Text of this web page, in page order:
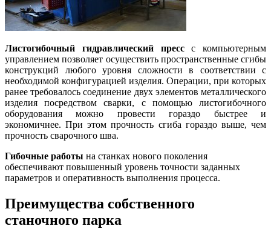
Листогибочный гидравлический прессс компьютерным
управлением позволяет осуществить пространственные сгибы
конструкций любого уровня сложности в соответствии с
необходимой конфигурацией изделия. Операции, при которых
ранее требовалось соединение двух элементов металлического
изделия посредством сварки, с помощью листогибочного
оборудования можно провести гораздо быстрее и
экономичнее. При этом прочность сгиба гораздо выше, чем
прочность сварочного шва.
Гибочные работы на станках нового поколения
обеспечивают повышенный уровень точности заданных
параметров и оперативность выполнения процесса.
Преимущества собственного
станочного парка